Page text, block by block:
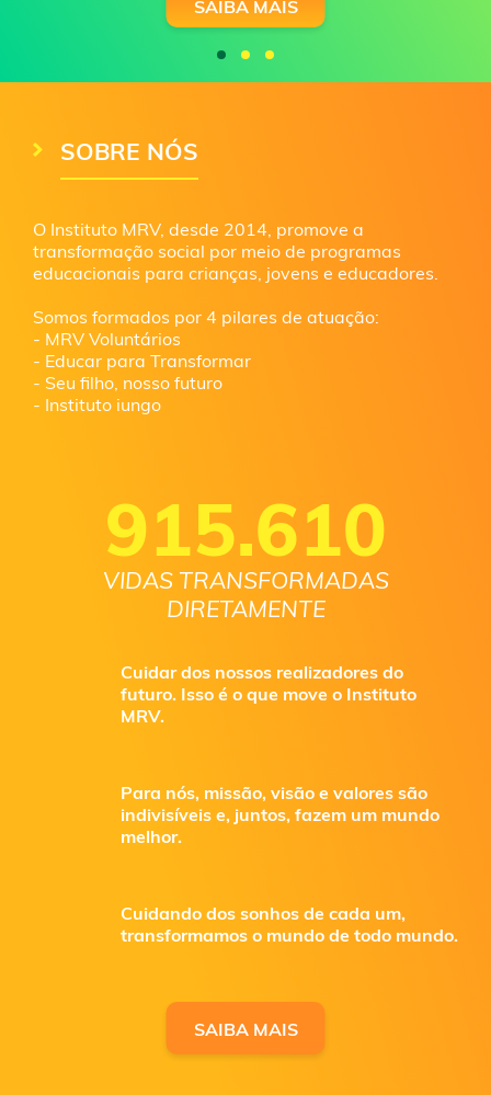
SAIBA MAIS
SOBRE NÓS
O Instituto MRV, desde 2014, promove a
transformação social por meio de programas
educacionais para crianças, jovens e educadores.
Somos formados por 4 pilares de atuação:
- MRV Voluntários
- Educar para Transformar
- Seu filho, nosso futuro
- Instituto iungo
915.610
VIDAS TRANSFORMADAS
DIRETAMENTE
Cuidar dos nossos realizadores do
futuro. Isso é o que move o Instituto
MRV.
Para nós, missão, visão e valores são
indivisíveis e, juntos, fazem um mundo
melhor.
Cuidando dos sonhos de cada um,
transformamos o mundo de todo mundo.
SAIBA MAIS